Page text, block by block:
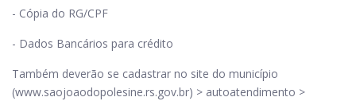
- Cópia do RG/CPF
- Dados Bancários para crédito
Também deverão se cadastrar no site do município
(www.saojoaodopolesine.rs.gov.br) > autoatendimento >